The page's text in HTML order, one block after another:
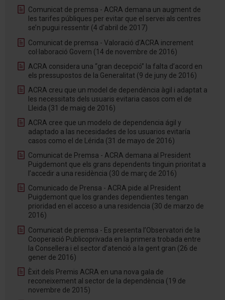
Comunicat de premsa - ACRA demana un augment de
les tarifes públiques per evitar que el servei als centres
se’n pugui ressentir (4 d'abril de 2017)
Comunicat de premsa - Valoració d'ACRA increment
col·laboració Govern (14 de novembre de 2016)
ACRA considera una “gran decepció” la falta d’acord en
els pressupostos de la Generalitat (9 de juny de 2016)
ACRA creu que un model de dependència àgil i adaptat a
les necessitats dels usuaris evitaria casos com el de
Lleida (31 de maig de 2016)
ACRA cree que un modelo de dependencia ágil y
adaptado a las necesidades de los usuarios evitaría
casos como el de Lérida (31 de mayo de 2016)
Comunicat de Premsa - ACRA demana al President
Puigdemont que els grans dependents tinguin prioritat a
l’accedir a una residència (30 de març de 2016)
Comunicado de Prensa - ACRA pide al President
Puigdemont que los grandes dependientes tengan
prioridad en el acceso a una residencia (30 de marzo de
2016)
Comunicat de premsa - Es presenta l’Observatori de la
Cooperació Publicoprivada en la primera trobada entre
la Consellera i el sector d’atenció a la gent gran (26 de
gener de 2016)
Èxit dels Premis ACRA en una nova gala de
reconeixement al sector de la dependència (19 de
novembre de 2015)